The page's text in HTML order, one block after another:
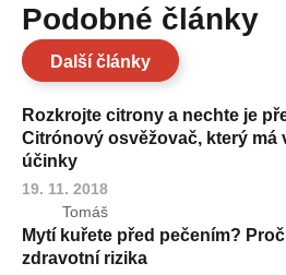
Podobné články
Další články
Rozkrojte citrony a nechte je
Citrónový osvěžovač, který má
účinky
19. 11. 2018
Tomáš
Mytí kuřete před pečením?
zdravotní rizika